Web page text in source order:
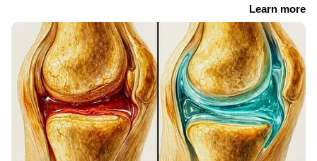
അപാകതയില്ലെന്ന് ആർ
ചന്ദ്രശേഖരൻ
കാണാതായിട്ട് 8 ദിവസം,
എത്തിച്ച് പരിശോധന
തുടരുന്നു